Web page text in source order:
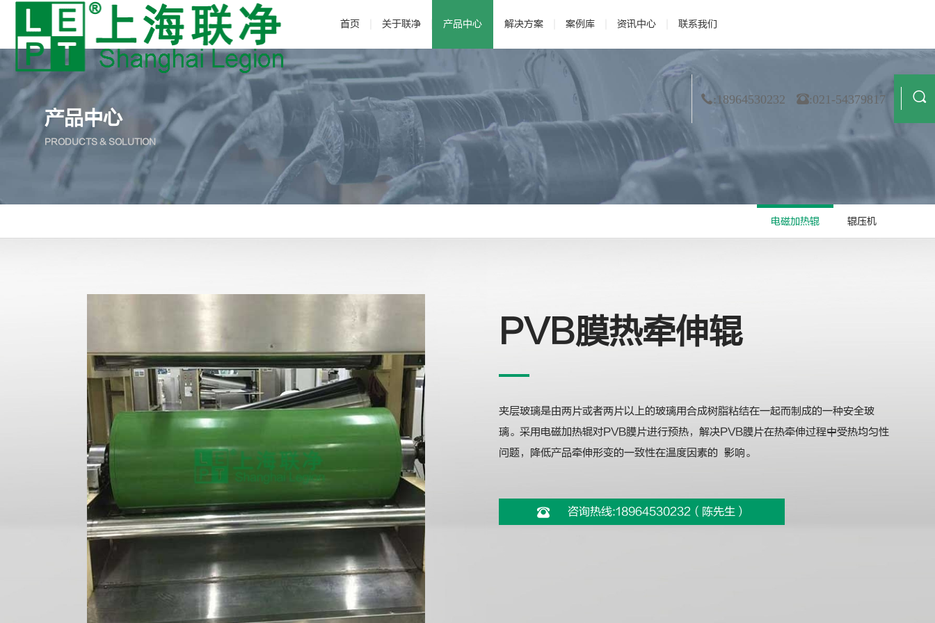
首页 关于联净
· 公司介绍 · 研发与专利 · 合作伙伴
产品中心
· 辊压机
解决方案
· 新材料 · 膜材料
案例库 资讯中心
· 公司新闻
联系我们
:18964530232 :021-54379817
产品中心
PRODUCTS & SOLUTION
电磁加热辊 辊压机
PVB膜热牵伸辊
夹层玻璃是由两片或者两片以上的玻璃用合成树脂粘结在一起而制成的一种安全玻
璃。采用电磁加热辊对PVB膜片进行预热，解决PVB膜片在热牵伸过程中受热均匀性
问题，降低产品牵伸形变的一致性在温度因素的 影响。
咨询热线:18964530232（陈先生）